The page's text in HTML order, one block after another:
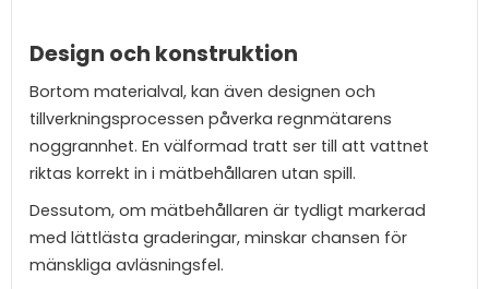
Design och konstruktion
Bortom materialval, kan även designen och
tillverkningsprocessen påverka regnmätarens
noggrannhet. En välformad tratt ser till att vattnet
riktas korrekt in i mätbehållaren utan spill.
Dessutom, om mätbehållaren är tydligt markerad
med lättlästa graderingar, minskar chansen för
mänskliga avläsningsfel.